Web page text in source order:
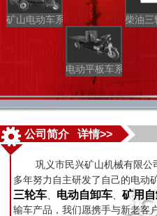
矿山电动车系列
电动平板车系列
柴油三
公司简介 详情>>
巩义市民兴矿山机械有限公
多年努力自主研发了自己的电动
三轮车
电动自卸车 矿用
输车产品，我们愿携手与新老客